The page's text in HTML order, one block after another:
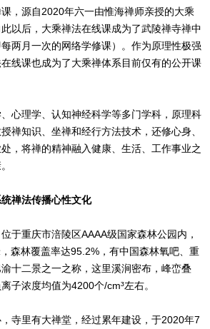
，源自2020年六一由惟海禅师亲授的大乘
以后，大乘禅法在线课成为了武陵禅寺禅中
两月一次的网络学修课）。作为原理性极强
线课也成为了大乘禅体系目前仅有的公开课
心理学、认知神经科学等多门学科，原理科
禅知识、坐禅和经行方法技术，还修心身、
，将禅的精神融入健康、生活、工作事业之
禅法传播心性文化
于重庆市涪陵区AAAA级国家森林公园内，
森林覆盖率达95.2%，有中国森林氧吧、重
十二景之一之称，这里溪涧密布，峰峦叠
子浓度均值为4200个/cm³左右。
寺里有大禅堂，经过累年建设，于2020年7